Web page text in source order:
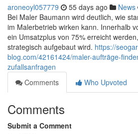
aroneoyl057779 55 days ago News
Bei Maler Baumann wird deutlich, wie
im Malerbetrieb wirken kann. Innerhalb
ein Umsatzplus von 75% erreicht
strategisch aufgebaut wird. https://
blog.com/42161424/maler-aufträge-
zufallsanfragen
Comments
Who Upvoted
Comments
Submit a Comment